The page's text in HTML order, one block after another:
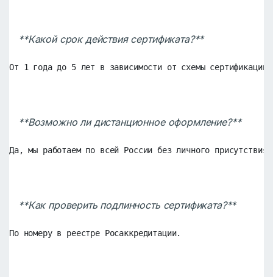
**Какой срок действия сертификата?**
От 1 года до 5 лет в зависимости от схемы сертификации.
**Возможно ли дистанционное оформление?**
Да, мы работаем по всей России без личного присутствия
**Как проверить подлинность сертификата?**
По номеру в реестре Росаккредитации.